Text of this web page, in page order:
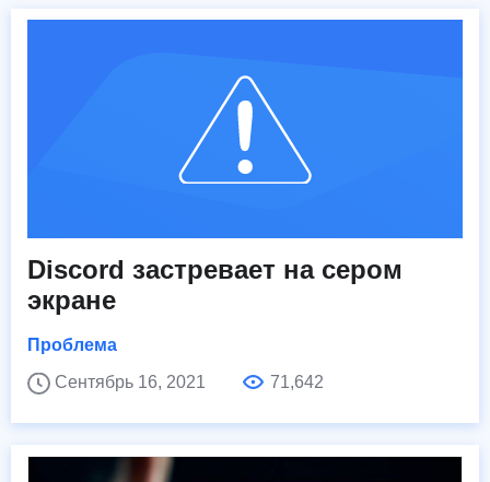
Discord застревает на сером
экране
Проблема
Сентябрь 16, 2021
71,642